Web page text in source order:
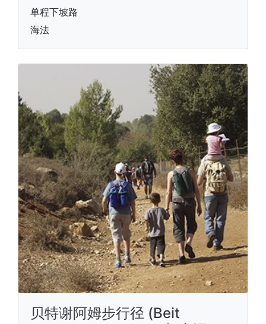
单程下坡路
海法
贝特谢阿姆步行径 (Beit